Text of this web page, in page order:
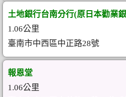
土地銀行台南分行(原日本勸業
1.06公里
臺南市中西區中正路28號
報恩堂
1.06公里